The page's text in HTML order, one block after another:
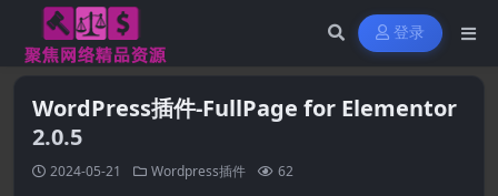
登录
WordPress插件-FullPage for Elementor
2.0.5
2024-05-21 Wordpress插件 62